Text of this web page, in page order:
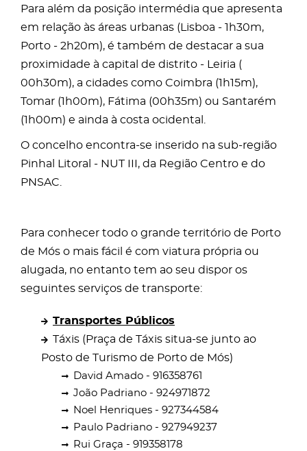
Para além da posição intermédia que apresenta
em relação às áreas urbanas (Lisboa - 1h30m,
Porto - 2h20m), é também de destacar a sua
proximidade à capital de distrito - Leiria (
00h30m), a cidades como Coimbra (1h15m),
Tomar (1h00m), Fátima (00h35m) ou Santarém
(1h00m) e ainda à costa ocidental.
O concelho encontra-se inserido na sub-região
Pinhal Litoral - NUT III, da Região Centro e do
PNSAC.
Para conhecer todo o grande território de Porto
de Mós o mais fácil é com viatura própria ou
alugada, no entanto tem ao seu dispor os
seguintes serviços de transporte:
Transportes Públicos
Táxis (Praça de Táxis situa-se junto ao
Posto de Turismo de Porto de Mós)
David Amado - 916358761
João Padriano - 924971872
Noel Henriques - 927344584
Paulo Padriano - 927949237
Rui Graça - 919358178